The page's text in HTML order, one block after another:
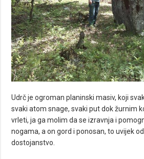
Udrč je ogroman planinski masiv, koji
svaki atom snage, svaki put dok žurnim
vrleti, ja ga molim da se izravnja i
nogama, a on gord i ponosan, to uvijek
dostojanstvo.